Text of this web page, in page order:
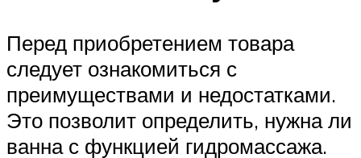
Перед приобретением товара
следует ознакомиться с
преимуществами и недостатками.
Это позволит определить, нужна ли
ванна с функцией гидромассажа.